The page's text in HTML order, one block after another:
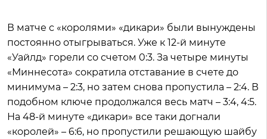
В матче с «королями» «дикари» были вынуждены
постоянно отыгрываться. Уже к 12-й минуте
«Уайлд» горели со счетом 0:3. За четыре минуты
«Миннесота» сократила отставание в счете до
минимума – 2:3, но затем снова пропустила – 2:4. В
подобном ключе продолжался весь матч – 3:4, 4:5.
На 48-й минуте «дикари» все таки догнали
«королей» – 6:6, но пропустили решающую шайбу